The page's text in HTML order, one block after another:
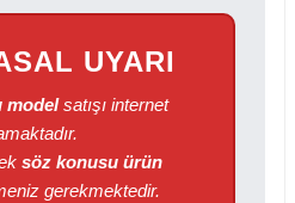
UYARI
modelsatışı internet
söz konusu ürün
gerekmektedir.